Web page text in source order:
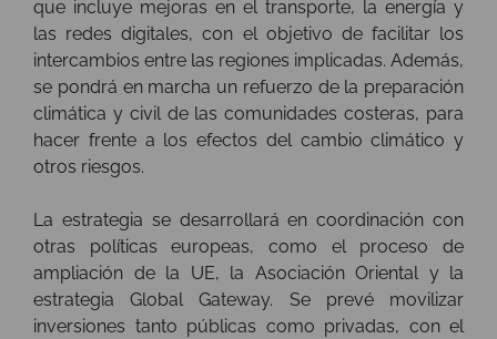
que incluye mejoras en el transporte, la energía y
las redes digitales, con el objetivo de facilitar los
intercambios entre las regiones implicadas. Además,
se pondrá en marcha un refuerzo de la preparación
climática y civil de las comunidades costeras, para
hacer frente a los efectos del cambio climático y
otros riesgos.
La estrategia se desarrollará en coordinación con
otras políticas europeas, como el proceso de
ampliación de la UE, la Asociación Oriental y la
estrategia Global Gateway. Se prevé movilizar
inversiones tanto públicas como privadas, con el